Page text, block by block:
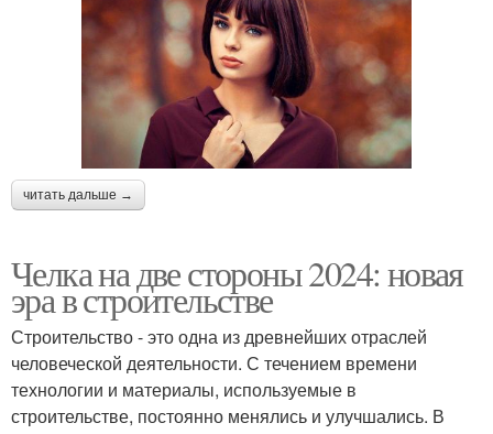
читать дальше →
Челка на две стороны 2024: новая
эра в строительстве
Строительство - это одна из древнейших отраслей
человеческой деятельности. С течением времени
технологии и материалы, используемые в
строительстве, постоянно менялись и улучшались. В